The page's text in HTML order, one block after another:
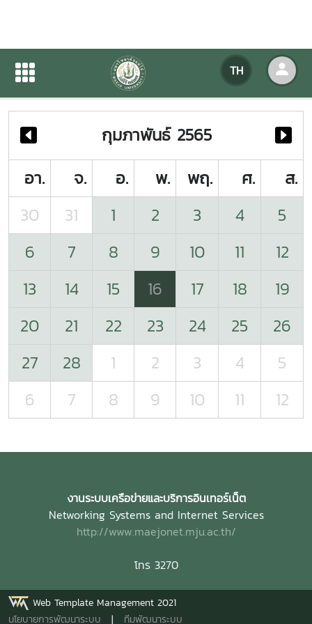
TH
ปฏิทินกิจกรรมของหน่วยงาน
ปฏิทินกิจกรรมของหน่วยงาน
กุมภาพันธ์ 2565
อา.
จ. อ. พ. พฤ. ศ.
ส.
30
31 1 2 3 4
5
6
7 8 9 10 11
12
13
14 15 16 17 18
19
20
21 22 23 24 25
26
27
28 1 2 3 4
5
6
7 8 9 10 11 12
งานระบบเครือข่ายและบริการอินเทอร์เน็ต
Networking Systems and Internet Services
http://www.maejonet.mju.ac.th/
โทร 3270
Web Template Management 2021
นโยบายการพัฒนาระบบ | ทีมพัฒนาระบบ